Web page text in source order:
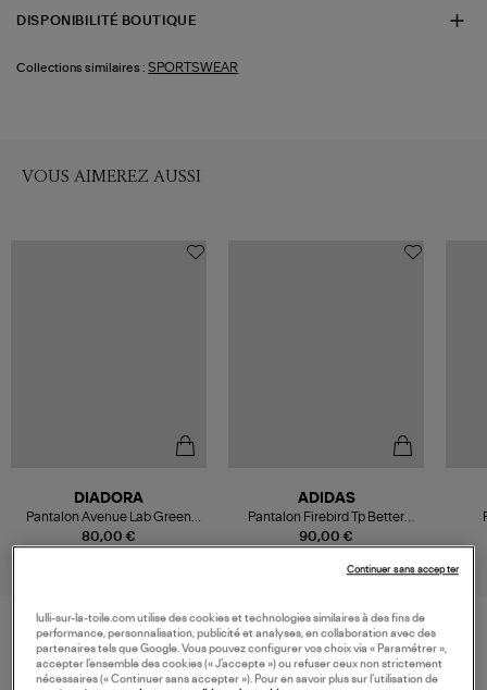
DISPONIBILITÉ BOUTIQUE
Collections similaires : SPORTSWEAR
VOUS AIMEREZ AUSSI
80,00 €
DIADORA
Pantalon Avenue Lab Green
Khaki
90,00 €
ADIDAS
Pantalon Firebird Tp Better
Scarlet/White
VOS DERNIERS PRODUITS VUS
lulli-sur-la-toile.com utilise des cookies et technologies similaires à des fins de
performance, personnalisation, publicité et analyses, en collaboration avec des
partenaires tels que Google. Vous pouvez configurer vos choix via « Paramétrer »,
accepter l’ensemble des cookies (« J’accepte ») ou refuser ceux non strictement
nécessaires (« Continuer sans accepter »). Pour en savoir plus sur l’utilisation de
Continuer sans accepter